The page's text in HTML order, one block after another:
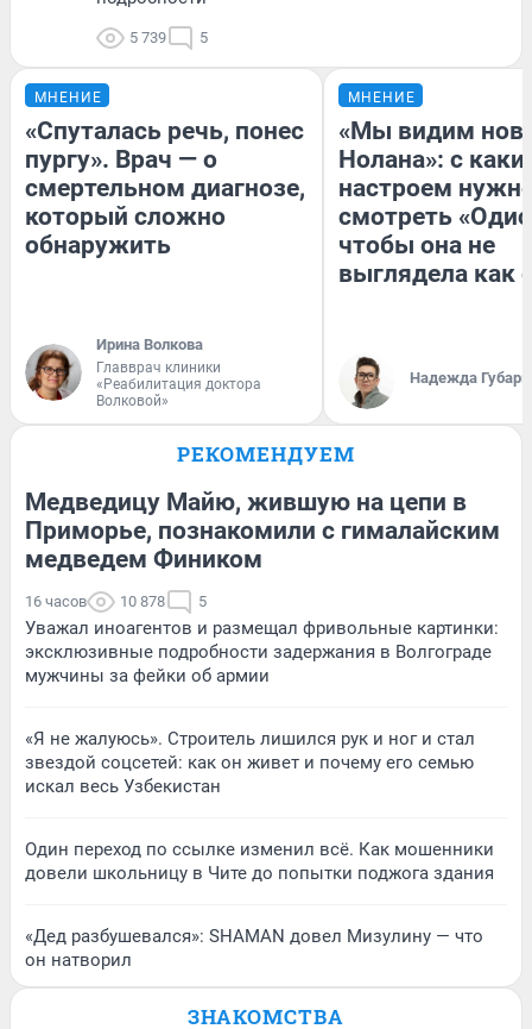
5 739 5
МНЕНИЕ
«Спуталась речь, понес
пургу». Врач — о
смертельном диагнозе,
который сложно
обнаружить
Ирина Волкова
Главврач клиники
«Реабилитация доктора
Волковой»
МНЕНИЕ
«Мы видим
Нолана»: с
настроем
смотреть
чтобы она не
выглядела как
Надежда Губарь
РЕКОМЕНДУЕМ
Медведицу Майю, жившую на цепи в
Приморье, познакомили с гималайским
медведем Фиником
16 часов 10 878 5
Уважал иноагентов и размещал фривольные картинки:
эксклюзивные подробности задержания в Волгограде
мужчины за фейки об армии
«Я не жалуюсь». Строитель лишился рук и ног и стал
звездой соцсетей: как он живет и почему его семью
искал весь Узбекистан
Один переход по ссылке изменил всё. Как мошенники
довели школьницу в Чите до попытки поджога здания
«Дед разбушевался»: SHAMAN довел Мизулину — что
он натворил
ЗНАКОМСТВА